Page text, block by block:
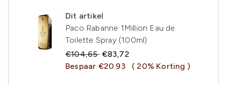
Dit artikel
Paco Rabanne 1Million Eau de
Toilette Spray (100ml)
Recommended Retail Price:
€104,65 Huidige prijs:
€83,72
Bespaar €20.93
( 20% Korting )